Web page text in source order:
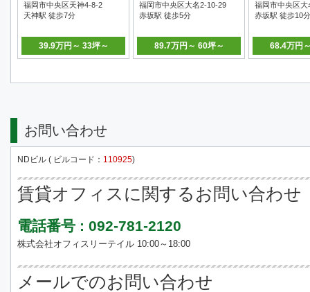
福岡市中央区天神4-8-2
天神駅 徒歩7分
39.9万円～ 33坪～
福岡市中央区大名2-10-29
赤坂駅 徒歩5分
89.7万円～ 60坪～
福岡市中央区大
赤坂駅 徒歩10分
68.4万円
お問い合わせ
NDビル ( ビルコード： 110925)
賃貸オフィスに関するお問い合わせ
電話番号 : 092-781-2120
株式会社オフィスリーテイル 10:00～18:00
メールでのお問い合わせ